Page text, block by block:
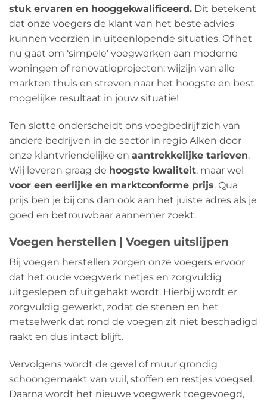
stuk ervaren en hooggekwalificeerd. Dit betekent
dat onze voegers de klant van het beste advies
kunnen voorzien in uiteenlopende situaties. Of het
nu gaat om ‘simpele’ voegwerken aan moderne
woningen of renovatieprojecten: wijzijn van alle
markten thuis en streven naar het hoogste en best
mogelijke resultaat in jouw situatie!
Ten slotte onderscheidt ons voegbedrijf zich van
andere bedrijven in de sector in regio Alken door
onze klantvriendelijke en aantrekkelijke tarieven.
Wij leveren graag de hoogste kwaliteit, maar wel
voor een eerlijke en marktconforme prijs. Qua
prijs ben je bij ons dan ook aan het juiste adres als je
goed en betrouwbaar aannemer zoekt.
Voegen herstellen | Voegen uitslijpen
Bij voegen herstellen zorgen onze voegers ervoor
dat het oude voegwerk netjes en zorgvuldig
uitgeslepen of uitgehakt wordt. Hierbij wordt er
zorgvuldig gewerkt, zodat de stenen en het
metselwerk dat rond de voegen zit niet beschadigd
raakt en dus intact blijft.
Vervolgens wordt de gevel of muur grondig
schoongemaakt van vuil, stoffen en restjes voegsel.
Daarna wordt het nieuwe voegwerk toegevoegd,